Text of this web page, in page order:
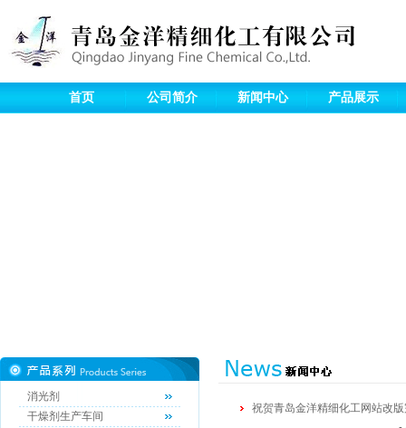
首页 公司简介 新闻中心 产品展示
消光剂
干燥剂生产车间
祝贺青岛金洋精细化工网站改